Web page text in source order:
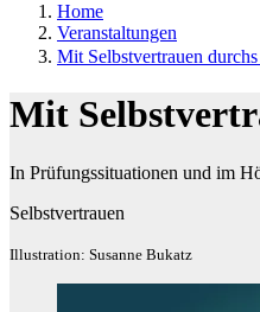
Home
Veranstaltungen
Mit Selbstvertrauen
Mit
In Prüfungssituationen und im
Selbstvertrauen
Illustration: Susanne Bukatz